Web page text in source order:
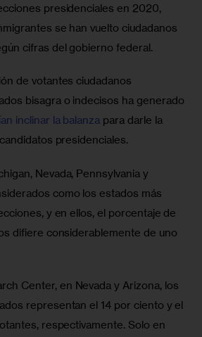
presidenciales en 2020,
se han vuelto ciudadanos
cifras del gobierno federal.
de votantes ciudadanos
bisagra o indecisos ha generado
inclinar la balanza para darle la
presidenciales.
Nevada, Pennsylvania y
como los estados más
y en ellos, el porcentaje de
difiere considerablemente de uno
Center, en Nevada y Arizona, los
representan el 14 por ciento y el
respectivamente. Solo en